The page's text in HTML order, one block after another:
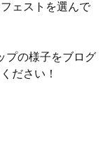
ェストを選んで
プの様子をブログ
ださい！